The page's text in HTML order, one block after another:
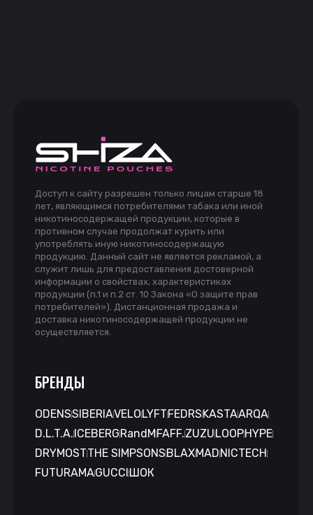
Доступ к сайту разрешен только лицам старше 18
лет, являющимся потребителями табака или иной
никотиносодержащей продукции, которые в
противном случае продолжат курить или
употреблять иную никотиносодержащую
продукцию. Данный сайт не является рекламой, а
служит лишь для предоставления достоверной
информации о свойствах, характеристиках
продукции (п.1 и п.2 ст. 10 Закона «О защите прав
потребителей»). Дистанционная продажа и
доставка никотиносодержащей продукции не
осуществляется.
БРЕНДЫ
ODENSSIBERIAVELO LYFT FEDRS KASTAARQA
D.L.T.A. ICEBERG RandM FAFF.ZUZU LOOPHYPE
DRYMOSTTHE SIMPSONS BLAXMAD NICTECH
FUTURAMAGUCCI ШОК